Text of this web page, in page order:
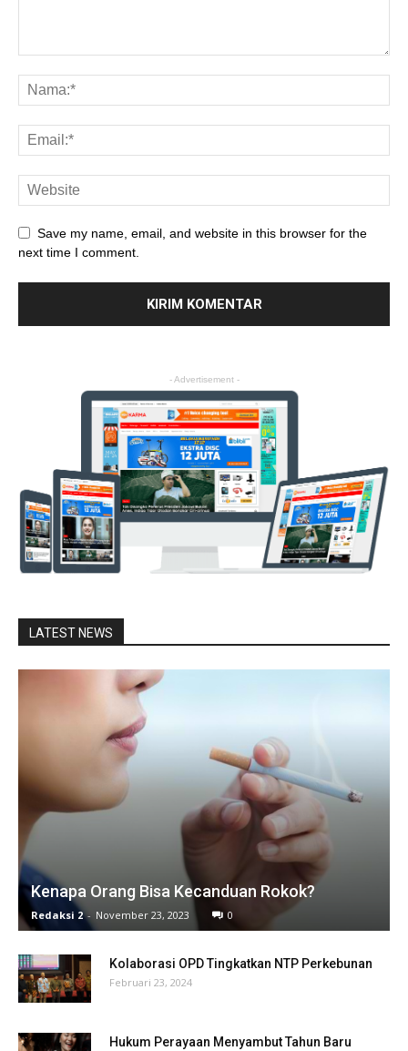
Save my name, email, and website in this browser for the
next time I comment.
- Advertisement -
LATEST NEWS
Kenapa Orang Bisa Kecanduan Rokok?
Redaksi 2 - November 23, 2023 0
Kolaborasi OPD Tingkatkan NTP Perkebunan
Februari 23, 2024
Hukum Perayaan Menyambut Tahun Baru